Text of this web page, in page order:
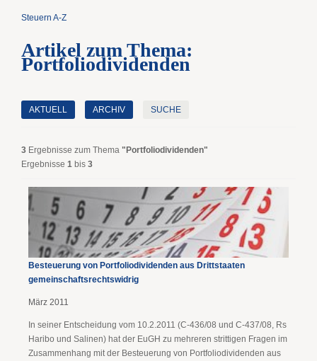
Steuern A-Z
Artikel zum Thema:
Portfoliodividenden
AKTUELL ARCHIV SUCHE
3 Ergebnisse zum Thema "Portfoliodividenden"
Ergebnisse 1 bis 3
Besteuerung von Portfoliodividenden aus Drittstaaten
gemeinschaftsrechtswidrig
März 2011
In seiner Entscheidung vom 10.2.2011 (C-436/08 und C-437/08, Rs
Haribo und Salinen) hat der EuGH zu mehreren strittigen Fragen im
Zusammenhang mit der Besteuerung von Portfoliodividenden aus